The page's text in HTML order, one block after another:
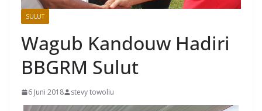
SULUT
Wagub Kandouw Hadiri
BBGRM Sulut
6 Juni 2018 stevy towoliu